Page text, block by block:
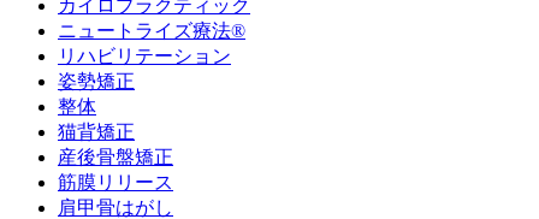
カイロプラクティック
ニュートライズ療法®
リハビリテーション
姿勢矯正
整体
猫背矯正
産後骨盤矯正
筋膜リリース
肩甲骨はがし